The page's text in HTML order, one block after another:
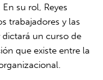
su rol, Reyes
trabajadores y las
dictará un curso de
que existe entre la